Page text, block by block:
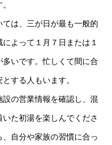
は、三が日が最も一般的
よって１月７日または１
多いです。忙しくて間に合
する人もいます。
の営業情報を確認し、混
た初湯を楽しんでくださ
自分や家族の習慣に合っ